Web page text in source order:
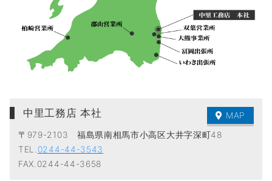
中里工務店 本社
MAP
〒979-2103 福島県南相馬市小高区大井字深町48
TEL. 0244-44-3543
FAX.0244-44-3658